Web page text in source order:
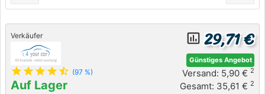
Verkäufer
star star star star star_half (97 %)
Auf Lager
insert_chart_outlined 29,71 €
Günstiges Angebot
Versand: 5,90 € 2
Gesamt: 35,61 € 2